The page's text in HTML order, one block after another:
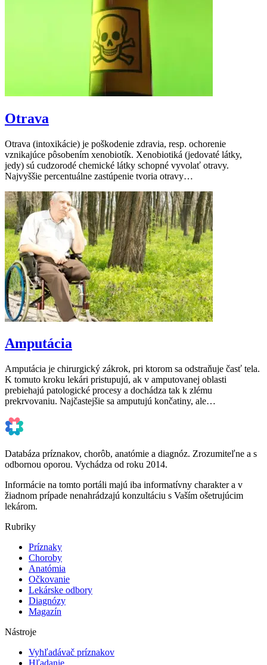
Otrava
Otrava (intoxikácie) je poškodenie zdravia, resp. ochorenie
vznikajúce pôsobením xenobiotík. Xenobiotiká (jedovaté látky,
jedy) sú cudzorodé chemické látky schopné vyvolať otravy.
Najvyššie percentuálne zastúpenie tvoria otravy…
Amputácia
Amputácia je chirurgický zákrok, pri ktorom sa odstraňuje časť tela.
K tomuto kroku lekári pristupujú, ak v amputovanej oblasti
prebiehajú patologické procesy a dochádza tak k zlému
prekrvovaniu. Najčastejšie sa amputujú končatiny, ale…
Databáza príznakov, chorôb, anatómie a diagnóz. Zrozumiteľne a s
odbornou oporou. Vychádza od roku 2014.
Informácie na tomto portáli majú iba informatívny charakter a v
žiadnom prípade nenahrádzajú konzultáciu s Vaším ošetrujúcim
lekárom.
Rubriky
Príznaky
Choroby
Anatómia
Očkovanie
Lekárske odbory
Diagnózy
Magazín
Nástroje
Vyhľadávač príznakov